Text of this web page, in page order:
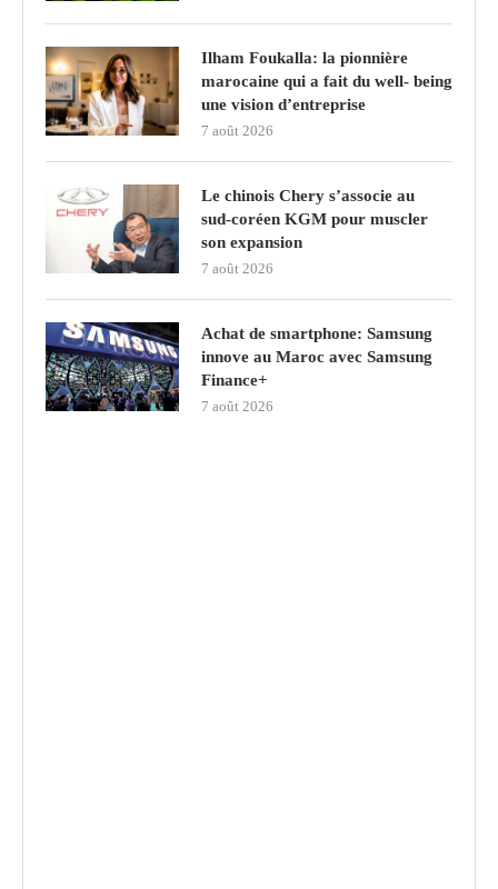
Ilham Foukalla: la pionnière
marocaine qui a fait du well- being
une vision d’entreprise
7 août 2026
Le chinois Chery s’associe au
sud‑coréen KGM pour muscler
son expansion
7 août 2026
Achat de smartphone: Samsung
innove au Maroc avec Samsung
Finance+
7 août 2026